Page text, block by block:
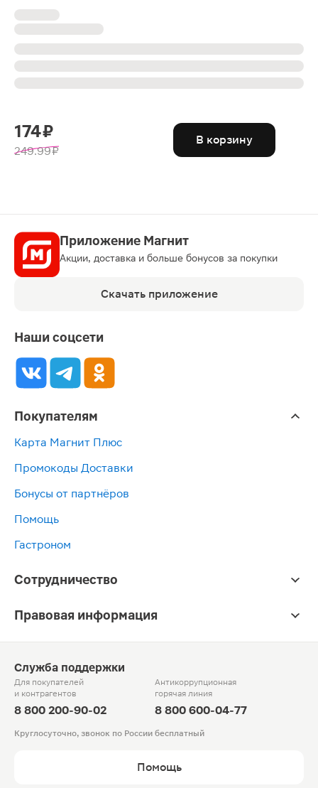
174 ₽
249.99 ₽
В корзину
Приложение Магнит
Акции, доставка и больше бонусов за покупки
Скачать приложение
Наши соцсети
Покупателям
Карта Магнит Плюс
Промокоды Доставки
Бонусы от партнёров
Помощь
Гастроном
Сотрудничество
Правовая информация
Служба поддержки
Для покупателей
и контрагентов
8 800 200-90-02
Антикоррупционная
горячая линия
8 800 600-04-77
Круглосуточно, звонок по России бесплатный
Помощь